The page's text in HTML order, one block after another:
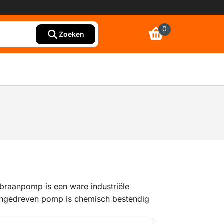
Zoeken
0
is een ware industriële
pomp is chemisch bestendig